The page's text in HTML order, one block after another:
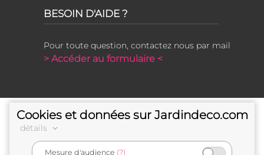
BESOIN D'AIDE ?
Pour toute question, contactez nous par mail
> Accéder au formulaire <
Cookies et données sur Jardindeco.com
détails
Mesure d'audience (?)